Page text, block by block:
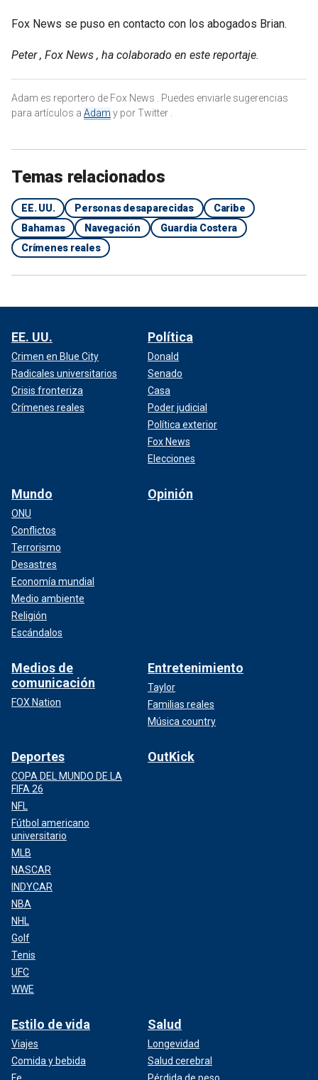
Fox News se puso en contacto con los abogados Brian.
Peter , Fox News , ha colaborado en este reportaje.
Adam es reportero de Fox News . Puedes enviarle sugerencias
para artículos a Adam y por Twitter .
Temas relacionados
EE. UU. Personas desaparecidas
Caribe
Bahamas
Navegación
Guardia Costera
Crímenes reales
EE. UU.
Crimen en Blue City
Radicales universitarios
Crisis fronteriza
Crímenes reales
Política
Donald
Senado
Casa
Poder judicial
Política exterior
Fox News
Elecciones
Mundo
ONU
Conflictos
Terrorismo
Desastres
Economía mundial
Medio ambiente
Religión
Escándalos
Opinión
Medios de
comunicación
FOX Nation
Entretenimiento
Taylor
Familias reales
Música country
Deportes
COPA DEL MUNDO DE LA
FIFA 26
NFL
Fútbol americano
universitario
MLB
NASCAR
INDYCAR
NBA
NHL
Golf
Tenis
UFC
WWE
OutKick
Estilo de vida
Viajes
Comida y bebida
Salud
Longevidad
Salud cerebral